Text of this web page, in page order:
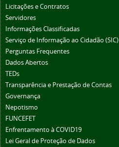
Licitações e Contratos
Servidores
Informações Classificadas
Serviço de Informação ao Cidadão (SIC)
Perguntas Frequentes
Dados Abertos
TEDs
Transparência e Prestação de Contas
Governança
Nepotismo
FUNCEFET
Enfrentamento à COVID19
Lei Geral de Proteção de Dados